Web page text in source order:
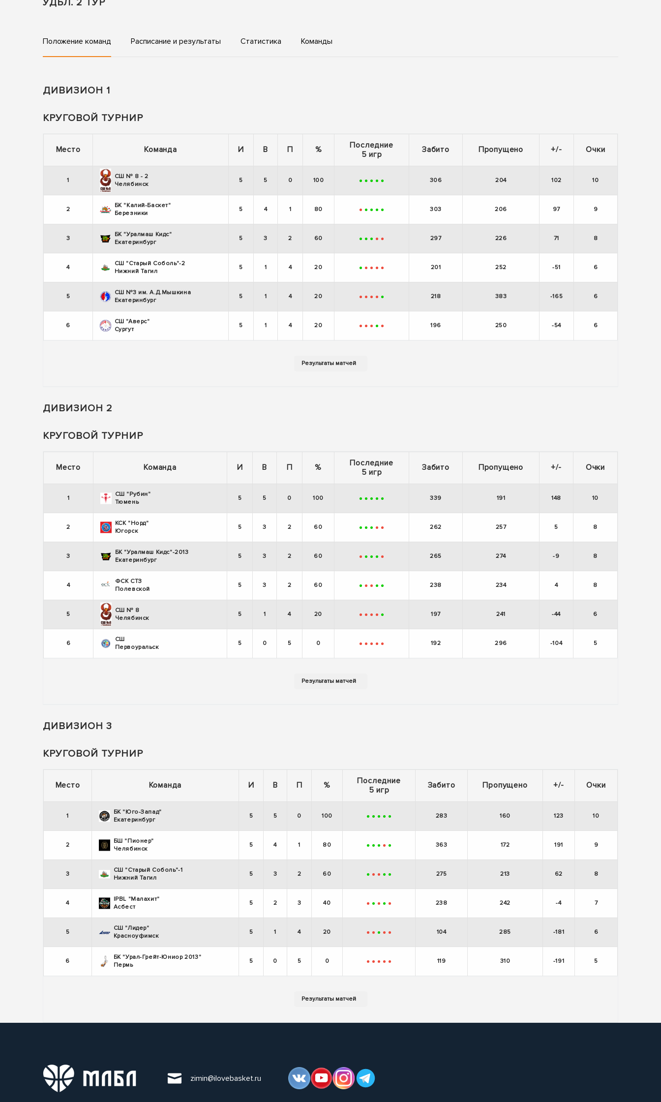
Положение команд Расписание и результаты Статистика Команды
ДИВИЗИОН 1
КРУГОВОЙ ТУРНИР
Место Команда И В П %
Последние
5 игр
Забито Пропущено +/- Очки
1
СШ № 8 - 2
Челябинск
5 5 0 100 + + + + + 306 204 102 10
2
БК "Калий-Баскет"
Березники
5 4 1 80 - + + + + 303 206 97 9
3
БК "Уралмаш Кидс"
Екатеринбург
5 3 2 60 + + + - - 297 226 71 8
4
СШ "Старый Соболь"-2
Нижний Тагил
5 1 4 20 + - - - - 201 252 -51 6
5
СШ №3 им. А.Д.Мышкина
Екатеринбург
5 1 4 20 - - - - + 218 383 -165 6
6
СШ "Аверс"
Сургут
5 1 4 20 - - - + - 196 250 -54 6
ДИВИЗИОН 2
КРУГОВОЙ ТУРНИР
Место Команда И В П %
Последние
5 игр
Забито Пропущено +/- Очки
1
СШ "Рубин"
Тюмень
5 5 0 100 + + + + + 339 191 148 10
2
КСК "Норд"
Югорск
5 3 2 60 + + + - - 262 257 5 8
3
БК "Уралмаш Кидс"-2013
Екатеринбург
5 3 2 60 - + + + - 265 274 -9 8
4
ФСК СТЗ
Полевской
5 3 2 60 + - - + + 238 234 4 8
5
СШ № 8
Челябинск
5 1 4 20 - - - - + 197 241 -44 6
6
СШ
Первоуральск
5 0 5 0 - - - - - 192 296 -104 5
ДИВИЗИОН 3
КРУГОВОЙ ТУРНИР
Место Команда И В П %
Последние
5 игр
Забито Пропущено +/- Очки
1
БК "Юго-Запад"
Екатеринбург
5 5 0 100 + + + + + 283 160 123 10
2
БШ "Пионер"
Челябинск
5 4 1 80 + + + - + 363 172 191 9
3
СШ "Старый Соболь"-1
Нижний Тагил
5 3 2 60 + - - + + 275 213 62 8
4
IPBL "Малахит"
Асбест
5 2 3 40 - + - + - 238 242 -4 7
5
СШ "Лидер"
Красноуфимск
5 1 4 20 - - + - - 104 285 -181 6
6
БК "Урал-Грейт-Юниор 2013"
Пермь
5 0 5 0 - - - - - 119 310 -191 5
zimin@ilovebasket.ru